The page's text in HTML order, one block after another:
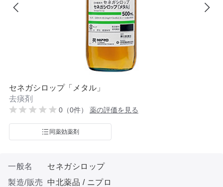
セネガシロップ「メタル」
去痰剤
0（0件） 薬の評価を見る
同薬効薬剤
一般名
セネガシロップ
製造/販売
中北薬品 / ニプロ